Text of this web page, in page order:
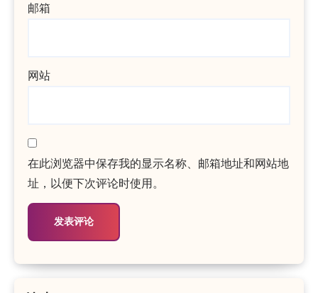
邮箱
网站
在此浏览器中保存我的显示名称、邮箱地址和网站地
址，以便下次评论时使用。